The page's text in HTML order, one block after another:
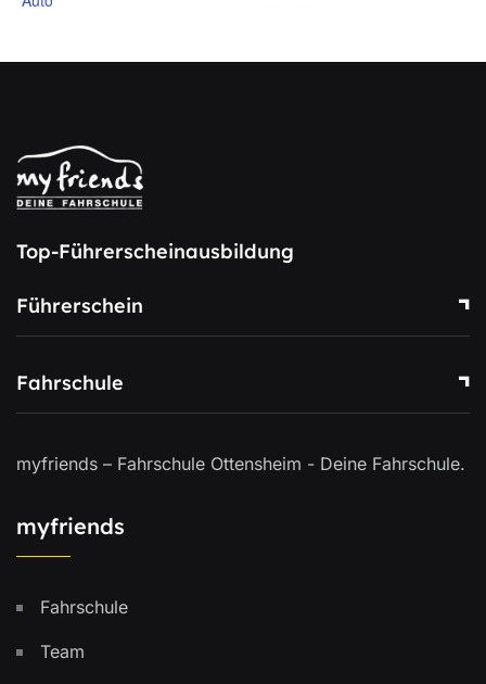
Top-Führerscheinausbildung
Führerschein
Fahrschule
myfriends – Fahrschule Ottensheim - Deine Fahrschule.
myfriends
Fahrschule
Team